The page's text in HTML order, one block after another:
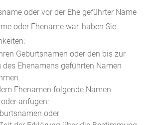
oder vor der Ehe geführter Name
oder Ehename war, haben Sie
Geburtsnamen oder den bis zur
des Ehenamens geführten Namen
Ehenamen folgende Namen
anfügen:
oder